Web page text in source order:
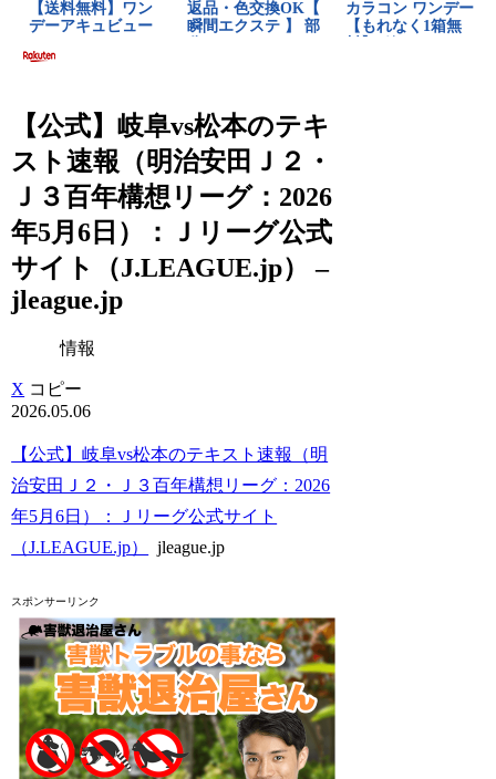
【公式】岐阜vs松本のテキ
スト速報（明治安田Ｊ２・
Ｊ３百年構想リーグ：2026
年5月6日）：Ｊリーグ公式
サイト（J.LEAGUE.jp） –
jleague.jp
情報
X コピー
2026.05.06
【公式】岐阜vs松本のテキスト速報（明
治安田Ｊ２・Ｊ３百年構想リーグ：2026
年5月6日）：Ｊリーグ公式サイト
（J.LEAGUE.jp）
jleague.jp
スポンサーリンク